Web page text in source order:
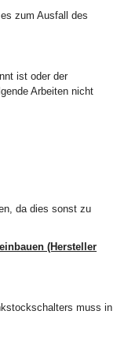
zum Ausfall des
ist oder der
Arbeiten nicht
da dies sonst zu
(Hersteller
muss in